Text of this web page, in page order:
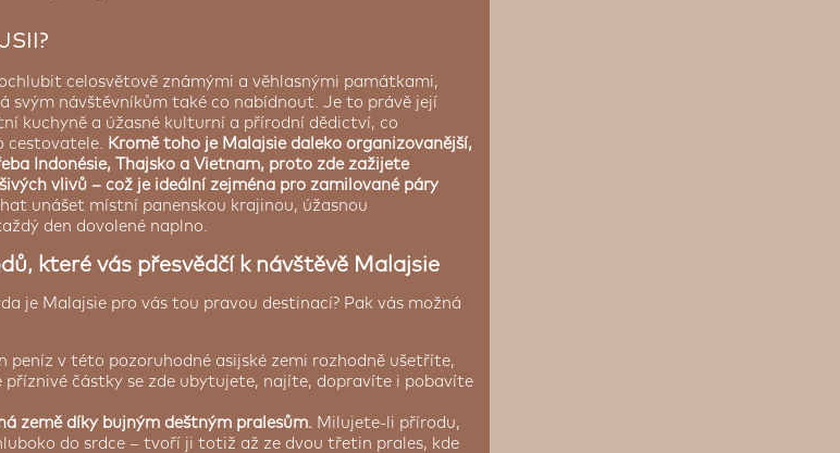
celosvětově známými a věhlasnými památkami,
svým návštěvníkům také co nabídnout. Je to právě její
kuchyně a úžasné kulturní a přírodní dědictví, co
cestovatele. Kromě toho je Malajsie daleko organizovanější,
Indonésie, Thajsko a Vietnam, proto zde zažijete
vlivů – což je ideální zejména pro zamilované páry
unášet místní panenskou krajinou, úžasnou
den dovolené naplno.
které vás přesvědčí k návštěvě Malajsie
je Malajsie pro vás tou pravou destinací? Pak vás možná
peníz v této pozoruhodné asijské zemi rozhodně ušetříte,
příznivé částky se zde ubytujete, najíte, dopravíte i pobavíte
země díky bujným deštným pralesům. Milujete-li přírodu,
do srdce – tvoří ji totiž až ze dvou třetin prales, kde